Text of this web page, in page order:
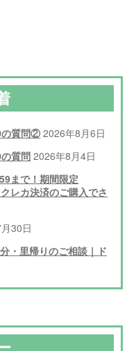
の質問② 2026年8月6日
質問 2026年8月4日
まで！期間限定
レカ決済のご購入でさ
30日
・里帰りのご相談｜ド